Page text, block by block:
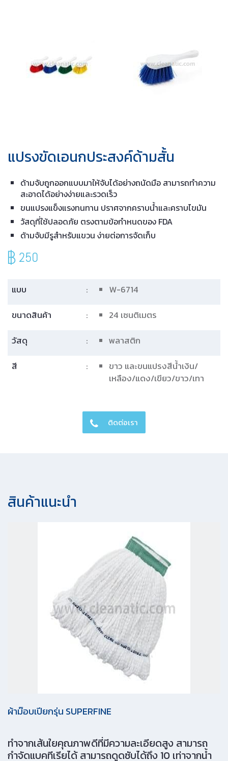
แปรงขัดเอนกประสงค์ด้ามสั้น
ด้ามจับถูกออกแบบมาให้จับได้อย่างถนัดมือ สามารถทำความ
สะอาดได้อย่างง่ายและรวดเร็ว
ขนแปรงแข็งแรงทนทาน ปราศจากคราบน้ำและคราบไขมัน
วัสดุที่ใช้ปลอดภัย ตรงตามข้อกำหนดของ FDA
ด้ามจับมีรูสำหรับแขวน ง่ายต่อการจัดเก็บ
250
แบบ :
W-6714
ขนาดสินค้า
:
24 เซนติเมตร
วัสดุ
:
พลาสติก
สี
:
ขาว และขนแปรงสีน้ำเงิน/
เหลือง/แดง/เขียว/ขาว/เทา
ติดต่อเรา
สินค้าแนะนํา
ผ้าม๊อบเปียกรุ่น SUPERFINE
ทำจากเส้นใยคุณภาพดีที่มีความละเอียดสูง สามารถ
กำจัดแบคทีเรียได้ สามารถดูดซับได้ถึง 10 เท่าจากน้ำ